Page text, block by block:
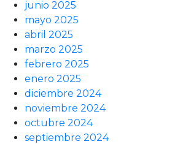
junio 2025
mayo 2025
abril 2025
marzo 2025
febrero 2025
enero 2025
diciembre 2024
noviembre 2024
octubre 2024
septiembre 2024